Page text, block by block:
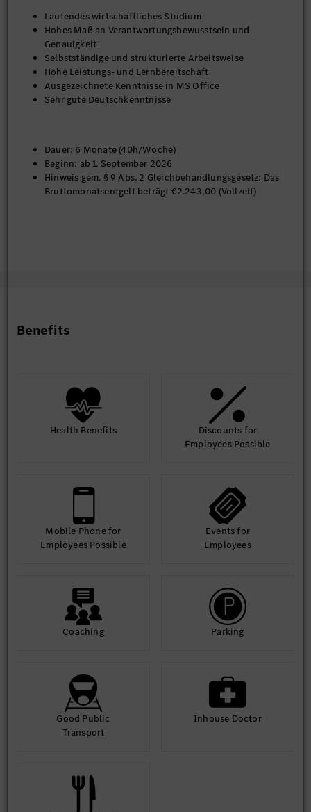
Laufendes wirtschaftliches Studium
Hohes Maß an Verantwortungsbewusstsein und
Genauigkeit
Selbstständige und strukturierte Arbeitsweise
Hohe Leistungs- und Lernbereitschaft
Ausgezeichnete Kenntnisse in MS Office
Sehr gute Deutschkenntnisse
Dauer: 6 Monate (40h/Woche)
Beginn: ab 1. September 2026
Hinweis gem. § 9 Abs. 2 Gleichbehandlungsgesetz: Das
Bruttomonatsentgelt beträgt €2.243,00 (Vollzeit)
Benefits
Health Benefits
Discounts for
Employees Possible
Mobile Phone for
Employees Possible
Events for
Employees
Coaching Parking
Good Public
Transport
Inhouse Doctor